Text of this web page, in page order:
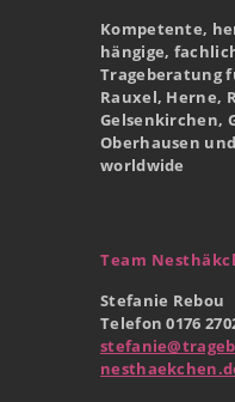
Kompetente,
hängige,
Trageberatung
Rauxel, Herne,
Gelsenkirchen,
Oberhausen
worldwide
Team
Stefanie Rebou
Telefon 0176